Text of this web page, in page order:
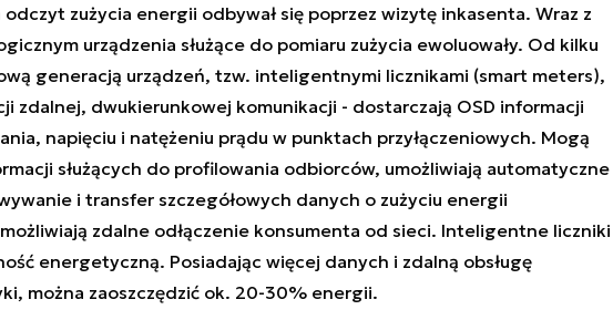
zużycia energii odbywał się poprzez wizytę inkasenta. Wraz z
urządzenia służące do pomiaru zużycia ewoluowały. Od kilku
generacją urządzeń, tzw. inteligentnymi licznikami (smart meters),
zdalnej, dwukierunkowej komunikacji - dostarczają OSD informacji
napięciu i natężeniu prądu w punktach przyłączeniowych. Mogą
służących do profilowania odbiorców, umożliwiają automatyczne
i transfer szczegółowych danych o zużyciu energii
zdalne odłączenie konsumenta od sieci. Inteligentne liczniki
energetyczną. Posiadając więcej danych i zdalną obsługę
można zaoszczędzić ok. 20-30% energii.